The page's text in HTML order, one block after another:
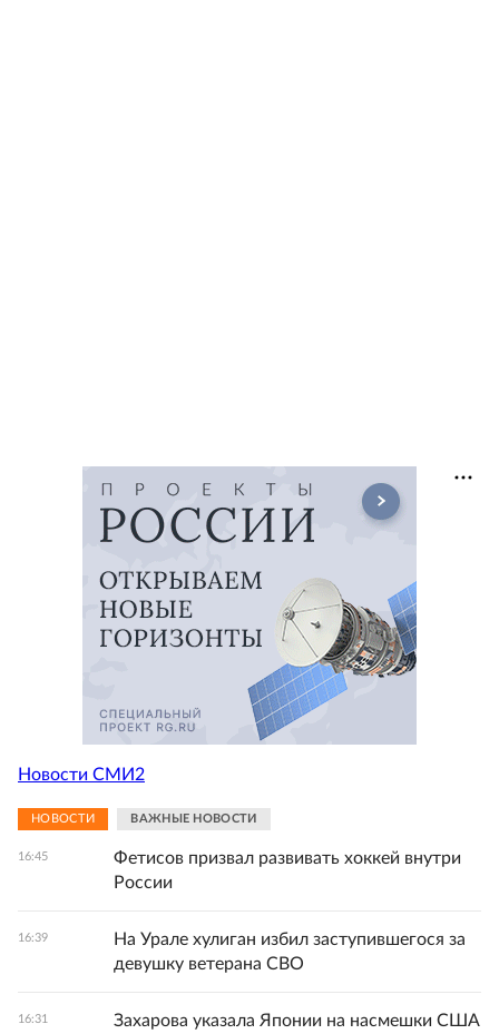
Новости СМИ2
НОВОСТИ ВАЖНЫЕ НОВОСТИ
16:45
Фетисов призвал развивать хоккей внутри
России
16:39
На Урале хулиган избил заступившегося за
девушку ветерана СВО
16:31
Захарова указала Японии на насмешки США